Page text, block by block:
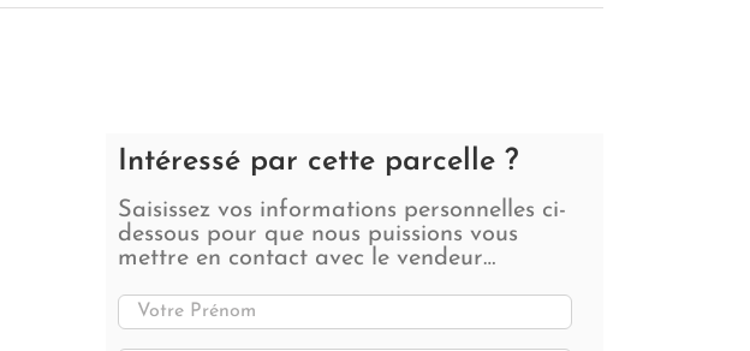
Intéressé par cette parcelle ?
Saisissez vos informations personnelles ci-
dessous pour que nous puissions vous
mettre en contact avec le vendeur…